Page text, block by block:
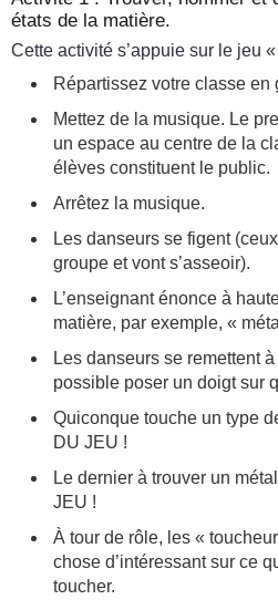
états de la matière.
Cette activité s’appuie sur le jeu
Répartissez votre classe
Mettez de la musique. Le
un espace au centre de la
élèves constituent le public.
Arrêtez la musique.
Les danseurs se figent
groupe et vont s’asseoir).
L’enseignant énonce à
matière, par exemple, «
Les danseurs se remettent
possible poser un doigt sur
Quiconque touche un type
DU JEU !
Le dernier à trouver un
JEU !
À tour de rôle, les «
chose d’intéressant sur ce
toucher.